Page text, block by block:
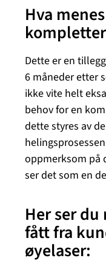
Hva
Dette er en
6 måneder etter
ikke vite helt
behov for en
dette styres av
oppmerksom på
ser det som en
Her ser
fått fra
øyelaser: